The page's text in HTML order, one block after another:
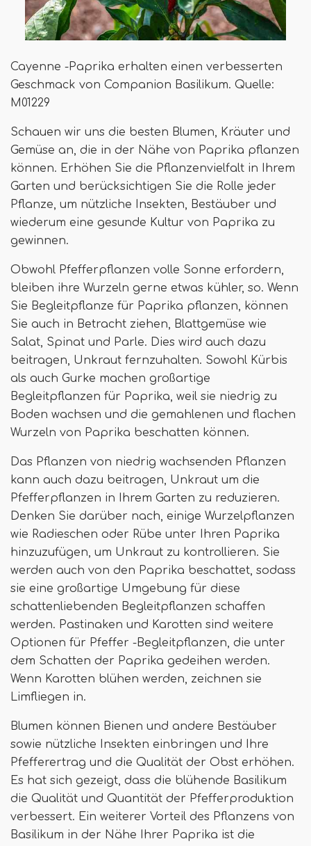
Cayenne -Paprika erhalten einen verbesserten
Geschmack von Companion Basilikum. Quelle:
M01229
Schauen wir uns die besten Blumen, Kräuter und
Gemüse an, die in der Nähe von Paprika pflanzen
können. Erhöhen Sie die Pflanzenvielfalt in Ihrem
Garten und berücksichtigen Sie die Rolle jeder
Pflanze, um nützliche Insekten, Bestäuber und
wiederum eine gesunde Kultur von Paprika zu
gewinnen.
Obwohl Pfefferpflanzen volle Sonne erfordern,
bleiben ihre Wurzeln gerne etwas kühler, so. Wenn
Sie Begleitpflanze für Paprika pflanzen, können
Sie auch in Betracht ziehen, Blattgemüse wie
Salat, Spinat und Parle. Dies wird auch dazu
beitragen, Unkraut fernzuhalten. Sowohl Kürbis
als auch Gurke machen großartige
Begleitpflanzen für Paprika, weil sie niedrig zu
Boden wachsen und die gemahlenen und flachen
Wurzeln von Paprika beschatten können.
Das Pflanzen von niedrig wachsenden Pflanzen
kann auch dazu beitragen, Unkraut um die
Pfefferpflanzen in Ihrem Garten zu reduzieren.
Denken Sie darüber nach, einige Wurzelpflanzen
wie Radieschen oder Rübe unter Ihren Paprika
hinzuzufügen, um Unkraut zu kontrollieren. Sie
werden auch von den Paprika beschattet, sodass
sie eine großartige Umgebung für diese
schattenliebenden Begleitpflanzen schaffen
werden. Pastinaken und Karotten sind weitere
Optionen für Pfeffer -Begleitpflanzen, die unter
dem Schatten der Paprika gedeihen werden.
Wenn Karotten blühen werden, zeichnen sie
Limfliegen in.
Blumen können Bienen und andere Bestäuber
sowie nützliche Insekten einbringen und Ihre
Pfefferertrag und die Qualität der Obst erhöhen.
Es hat sich gezeigt, dass die blühende Basilikum
die Qualität und Quantität der Pfefferproduktion
verbessert. Ein weiterer Vorteil des Pflanzens von
Basilikum in der Nähe Ihrer Paprika ist die